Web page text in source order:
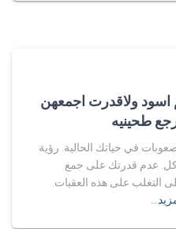
ولاقدرت اجمعهن
طحينيه
في حياتك الحالية. رؤية
عدم قدرتك على جمع
التغلب على هذه العقبات.